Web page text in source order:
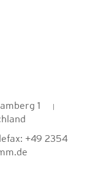
1
+49 2354